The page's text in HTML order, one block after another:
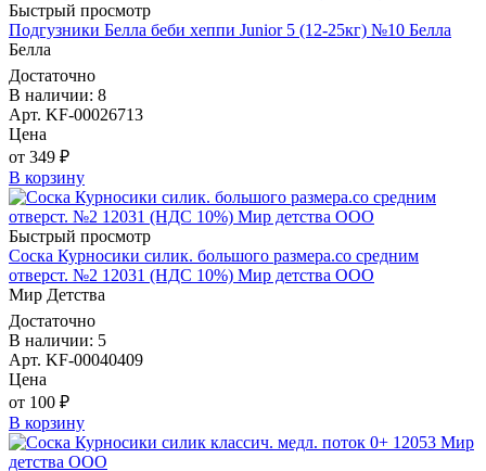
Быстрый просмотр
Подгузники Белла беби хеппи Junior 5 (12-25кг) №10 Белла
Белла
Достаточно
В наличии: 8
Арт. KF-00026713
Цена
от 349 ₽
В корзину
Быстрый просмотр
Соска Курносики силик. большого размера.со средним
отверст. №2 12031 (НДС 10%) Мир детства ООО
Мир Детства
Достаточно
В наличии: 5
Арт. KF-00040409
Цена
от 100 ₽
В корзину